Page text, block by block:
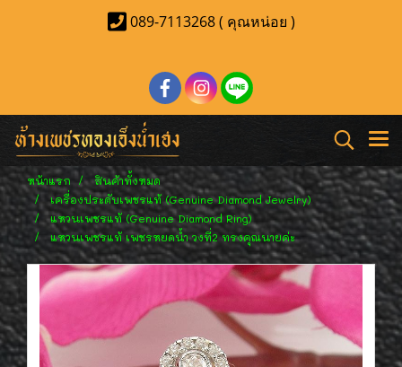
089-7113268 ( คุณหน่อย )
หน้าแรก
สินค้าทั้งหมด
เครื่องประดับเพชรแท้ (Genuine Diamond Jewelry)
แหวนเพชรแท้ (Genuine Diamond Ring)
แหวนเพชรแท้ เพชรหยดน้ำ วงที่2 ทรงคุณนายค่ะ